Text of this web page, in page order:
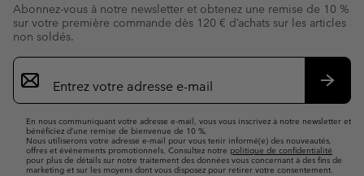
Abonnez-vous à notre newsletter et obtenez une remise de 10 %
sur votre première commande dès 120 € d’achats sur les articles
non soldés.
Inscription
par
e-
En nous communiquant votre adresse e-mail, vous vous inscrivez à notre newsletter et
bénéficiez d’une remise de bienvenue de 10 %.
Nous utiliserons votre adresse e-mail pour vous tenir informé(e) des nouveautés,
offres et événements promotionnels. Consultez notre politique de confidentialité
pour plus de détails sur notre traitement des données vous concernant à des fins de
marketing et sur les moyens dont vous disposez pour retirer votre consentement.